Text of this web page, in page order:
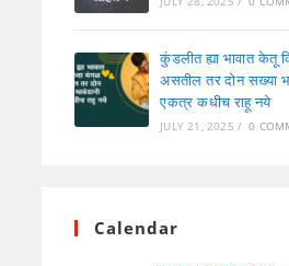
कुंडलीत ह्या भावात केतू
असतील तर दोन सख्या
एकत्र कधीच राहू नये
JULY 21, 2025 / 0
Calendar